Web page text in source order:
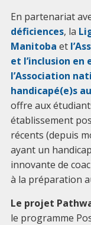
En partenariat
déficiences, la
Manitoba et
et l’inclusion
l’Association
handicapé(e)s
offre aux
établissement
récents (depuis
ayant un
innovante de
à la préparation
Le projet
le programme